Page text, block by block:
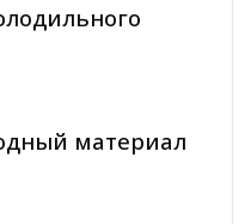
материал